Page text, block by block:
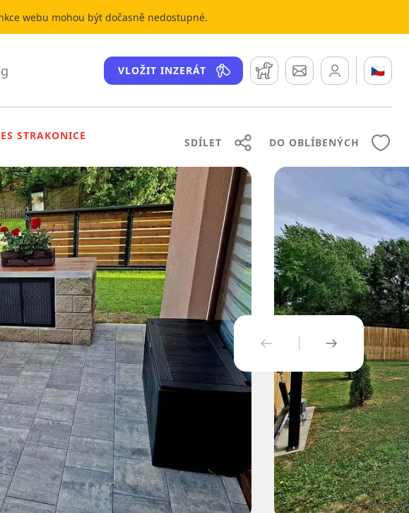
webu mohou být dočasně nedostupné.
VLOŽIT INZERÁT Hlídací pesZprávy 🇨🇿
STRAKONICE
SDÍLET DO OBLÍBENÝCH
PŘEDCHOZÍ